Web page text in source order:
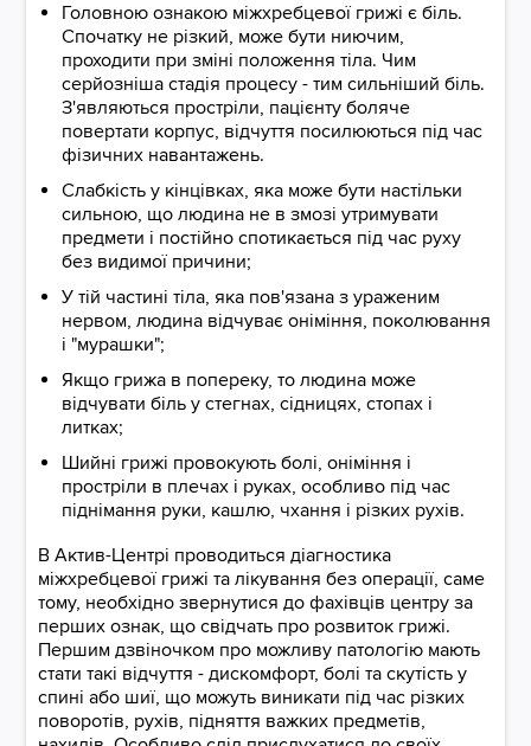
Головною ознакою міжхребцевої грижі є біль.
Спочатку не різкий, може бути ниючим,
проходити при зміні положення тіла. Чим
серйозніша стадія процесу - тим сильніший біль.
З'являються простріли, пацієнту боляче
повертати корпус, відчуття посилюються під час
фізичних навантажень.
Слабкість у кінцівках, яка може бути настільки
сильною, що людина не в змозі утримувати
предмети і постійно спотикається під час руху
без видимої причини;
У тій частині тіла, яка пов'язана з ураженим
нервом, людина відчуває оніміння, поколювання
і "мурашки";
Якщо грижа в попереку, то людина може
відчувати біль у стегнах, сідницях, стопах і
литках;
Шийні грижі провокують болі, оніміння і
простріли в плечах і руках, особливо під час
піднімання руки, кашлю, чхання і різких рухів.
В Актив-Центрі проводиться діагностика
міжхребцевої грижі та лікування без операції, саме
тому, необхідно звернутися до фахівців центру за
перших ознак, що свідчать про розвиток грижі.
Першим дзвіночком про можливу патологію мають
стати такі відчуття - дискомфорт, болі та скутість у
спині або шиї, що можуть виникати під час різких
поворотів, рухів, підняття важких предметів,